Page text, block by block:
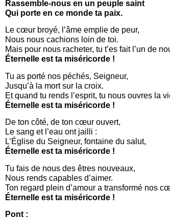
Rassemble-nous en un peuple saint
Qui porte en ce monde ta paix.
Le cœur broyé, l’âme emplie de peur,
Nous nous cachions loin de toi.
Mais pour nous racheter, tu t’es fait l’un de
Éternelle est ta miséricorde !
Tu as porté nos péchés, Seigneur,
Jusqu’à la mort sur la croix.
Et quand tu rends l’esprit, tu nous ouvres la
Éternelle est ta miséricorde !
De ton côté, de ton cœur ouvert,
Le sang et l’eau ont jailli :
L’Église du Seigneur, fontaine du salut,
Éternelle est ta miséricorde !
Tu fais de nous des êtres nouveaux,
Nous rends capables d’aimer.
Ton regard plein d’amour a transformé nos
Éternelle est ta miséricorde !
Pont :